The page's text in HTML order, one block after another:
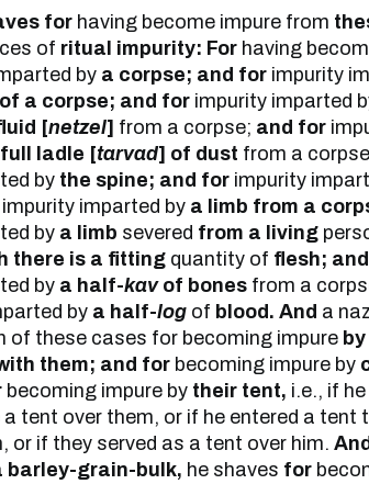
for having become impure from
of ritual impurity: For having
by a corpse; and for impurity
a corpse; and for impurity imparted
[netzel] from a corpse; and for
ladle [tarvad] of dust from a
by the spine; and for impurity
impurity imparted by a limb from a
by a limb severed from a living
there is a fitting quantity of flesh;
by a half-kavof bones from a
by a half-log of blood. And a
of these cases for becoming impure
them; and for becoming impure by
becoming impure by their tent, i.e., if
a tent over them, or if he entered a tent
or if they served as a tent over him. And
barley-grain-bulk, he shaves for